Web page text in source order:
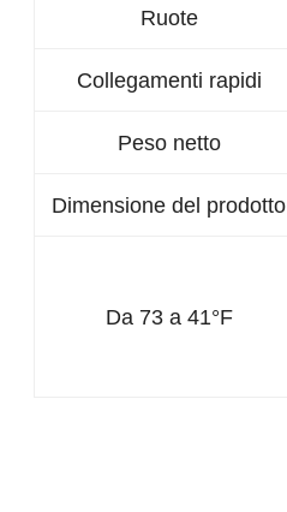
Ruote
Collegamenti rapidi
Peso netto
Dimensione del prodotto
Da 73 a 41°F